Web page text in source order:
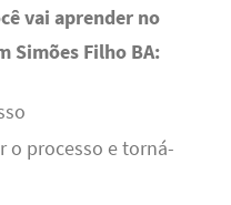
vai aprender no
Simões Filho BA:
o processo e torná-